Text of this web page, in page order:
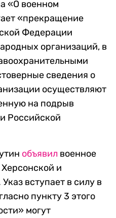
«О военном
«прекращение
Федерации
организаций, в
сведения о
осуществляют
на подрыв
Российской
объявил военное
и
вступает в силу в
пункту 3 этого
могут